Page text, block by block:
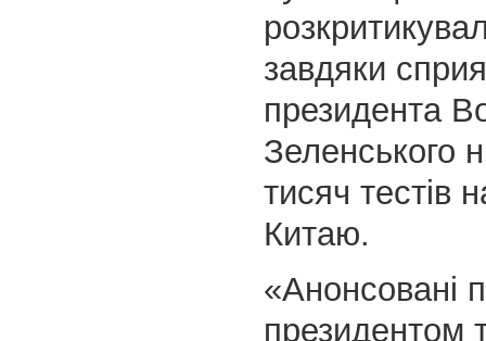
завдяки
президента
Зеленського
тисяч тестів
Китаю.
«Анонсовані
президентом